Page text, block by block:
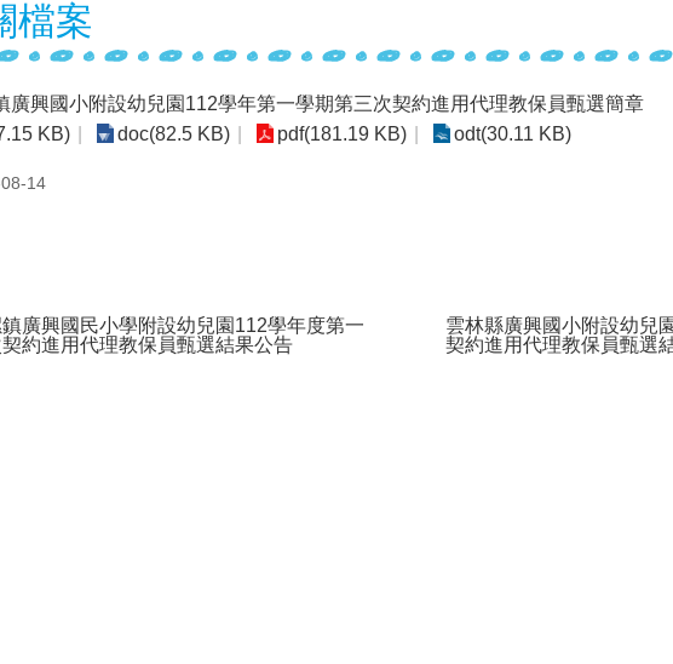
檔案
廣興國小附設幼兒園112學年第一學期第三次契約進用代理教保員甄選簡章
KB)
doc(82.5 KB) pdf(181.19 KB) odt(30.11 KB)
08-14
廣興國民小學附設幼兒園112學年度第一
約進用代理教保員甄選結果公告
雲林縣廣興國小附設幼兒
契約進用代理教保員甄選